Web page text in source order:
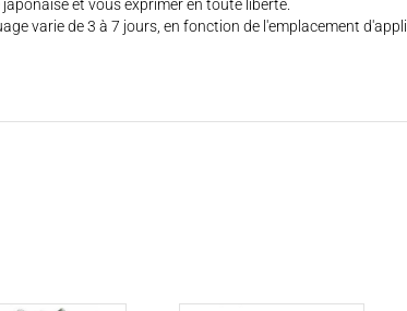
et vous exprimer en toute liberté.
varie de 3 à 7 jours, en fonction de l'emplacement